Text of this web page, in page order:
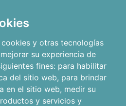
y otras tecnologías
su experiencia de
fines: para habilitar
del sitio web, para brindar
en el sitio web, medir su
y servicios y